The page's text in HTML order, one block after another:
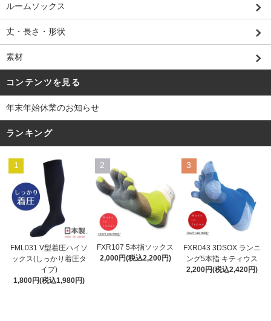
ルームソックス
丈・長さ・形状
素材
コンテンツを見る
年末年始休業のお知らせ
ランキング
1
FML031 V型着圧ハイソ
ックス(しっかり着圧タ
イプ)
1,800円(税込1,980円)
2
FXR107 5本指ソックス
2,000円(税込2,200円)
3
FXR043 3DSOX ランニ
ング5本指 キティウス
2,200円(税込2,420円)